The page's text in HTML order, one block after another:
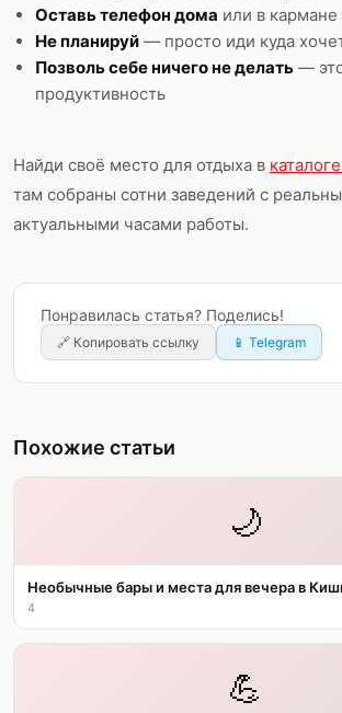
Оставь телефон дома или в кармане
Не планируй — просто иди куда
Позволь себе ничего не делать —
продуктивность
Найди своё место для отдыха в
там собраны сотни заведений с
актуальными часами работы.
Понравилась статья? Поделись!
🔗 Копировать ссылку 📱 Telegram
Похожие статьи
🌙
Необычные бары и места для вечера в
4
💪